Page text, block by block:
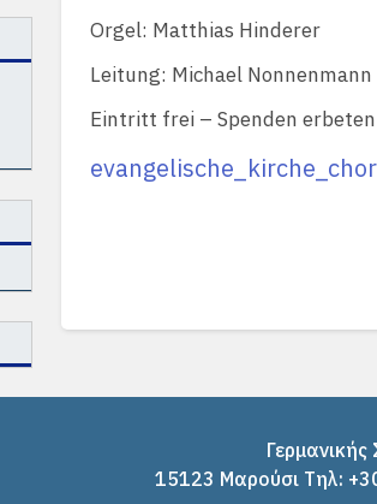
Orgel: Matthias Hinderer
Leitung: Michael Nonnenmann
Eintritt frei – Spenden erbeten
15123 Μαρούσι Tηλ: